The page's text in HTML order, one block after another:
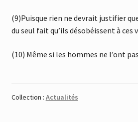
(9)Puisque rien ne devrait justifier
du seul fait qu’ils désobéissent à ces
(10) Même si les hommes ne l’ont
Collection : Actualités